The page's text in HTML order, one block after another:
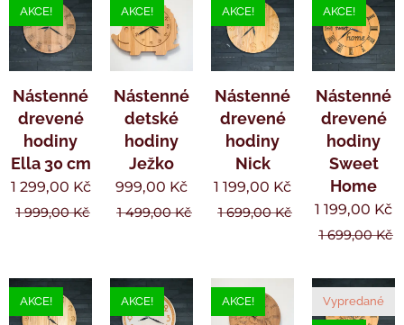
Nástenné
drevené
hodiny
Ella 30 cm
AKCE!
1 299,00 Kč
1 999,00Kč
Nástenné
detské
hodiny
Ježko
AKCE!
999,00 Kč
1 499,00Kč
Nástenné
drevené
hodiny
Nick
AKCE!
1 199,00 Kč
1 699,00Kč
Nástenné
drevené
hodiny
Sweet
Home
AKCE!
1 199,00 Kč
1 699,00Kč
AKCE! AKCE! AKCE! Vypredané